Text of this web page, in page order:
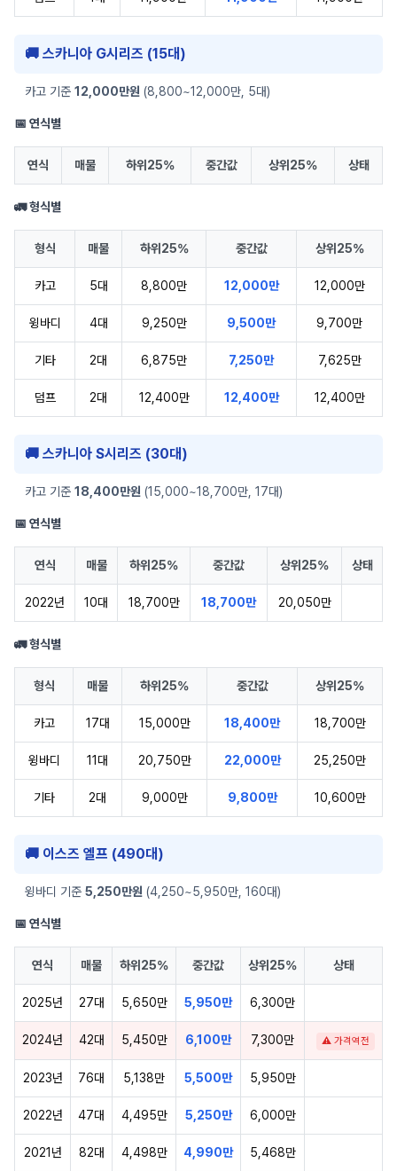
🚚 스카니아 G시리즈 (15대)
카고 기준 12,000만원 (8,800~12,000만, 5대)
📅 연식별
연식 매물 하위25% 중간값 상위25% 상태
🚛 형식별
형식 매물 하위25% 중간값 상위25%
카고 5대 8,800만 12,000만 12,000만
윙바디 4대 9,250만 9,500만 9,700만
기타 2대 6,875만 7,250만 7,625만
덤프 2대 12,400만 12,400만 12,400만
🚚 스카니아 S시리즈 (30대)
카고 기준 18,400만원 (15,000~18,700만, 17대)
📅 연식별
연식 매물 하위25% 중간값 상위25% 상태
2022년 10대 18,700만 18,700만 20,050만
🚛 형식별
형식 매물 하위25% 중간값 상위25%
카고 17대 15,000만 18,400만 18,700만
윙바디 11대 20,750만 22,000만 25,250만
기타 2대 9,000만 9,800만 10,600만
🚚 이스즈 엘프 (490대)
윙바디 기준 5,250만원 (4,250~5,950만, 160대)
📅 연식별
연식 매물 하위25% 중간값 상위25% 상태
2025년 27대 5,650만 5,950만 6,300만
2024년 42대 5,450만 6,100만 7,300만 ⚠ 가격역전
2023년 76대 5,138만 5,500만 5,950만
2022년 47대 4,495만 5,250만 6,000만
2021년 82대 4,498만 4,990만 5,468만